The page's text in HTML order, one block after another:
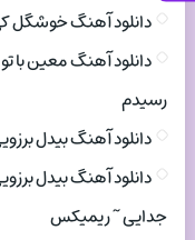
دانلود آهنگ خوشگل
دانلود آهنگ معین با
رسیدم
دانلود آهنگ بیدل
دانلود آهنگ بیدل
جدایی ~ ریمیکس